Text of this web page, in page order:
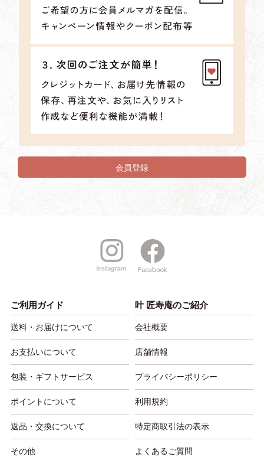
会員登録
ご利用ガイド
送料・お届けについて
お支払いについて
包装・ギフトサービス
ポイントについて
返品・交換について
その他
叶 匠寿庵のご紹介
会社概要
店舗情報
プライバシーポリシー
利用規約
特定商取引法の表示
よくあるご質問